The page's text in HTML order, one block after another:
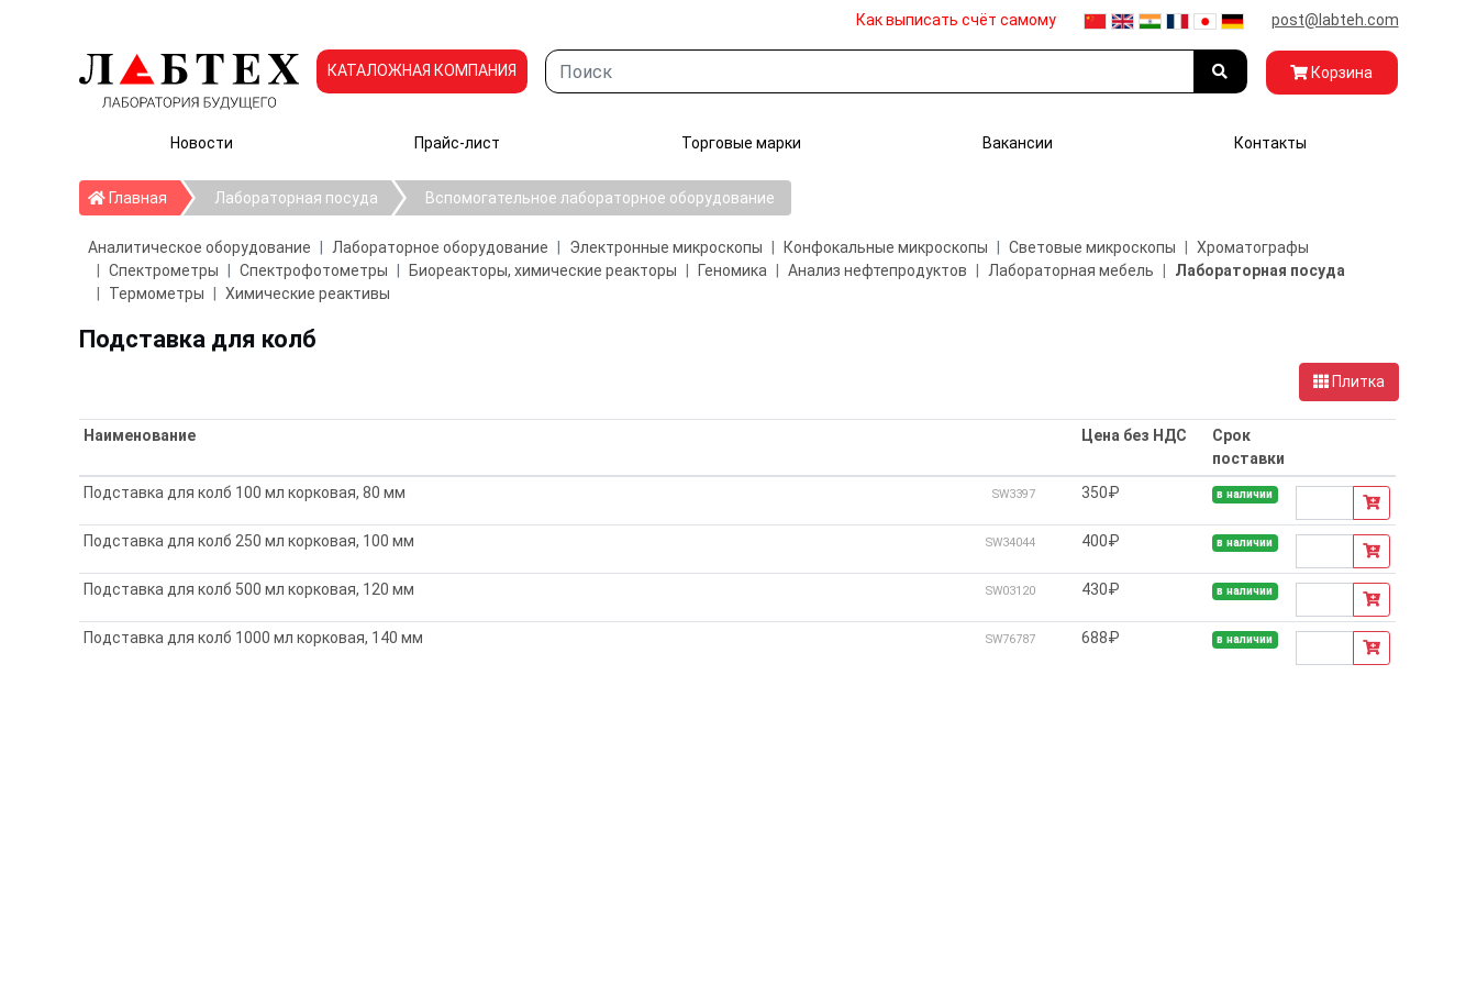
Как выписать счёт самому post@labteh.com
КАТАЛОЖНАЯ КОМПАНИЯ Корзина
Новости Прайс-лист Торговые марки Вакансии Контакты
ГлавнаяГлавнаяЛабораторная посуда Вспомогательное лабораторное оборудование
Аналитическое оборудование Лабораторное оборудование Электронные микроскопы Конфокальные микроскопы Световые микроскопы
Хроматографы
Спектрометры
Спектрофотометры Биореакторы, химические реакторы Геномика Анализ нефтепродуктов Лабораторная мебель
Лабораторная посуда
Термометры
Химические реактивы
Подставка для колб
Плитка
Наименование Цена без НДС
Срок
поставки
Подставка для колб 100 мл корковая, 80 мм
SW3397 350₽ в наличии
Подставка для колб 250 мл корковая, 100 мм SW34044 400₽ в наличии
Подставка для колб 500 мл корковая, 120 мм SW03120 430₽ в наличии
Подставка для колб 1000 мл корковая, 140 мм SW76787 688₽ в наличии